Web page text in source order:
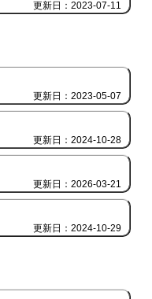
更新日：2023-07-11
更新日：2023-05-07
更新日：2024-10-28
更新日：2026-03-21
更新日：2024-10-29